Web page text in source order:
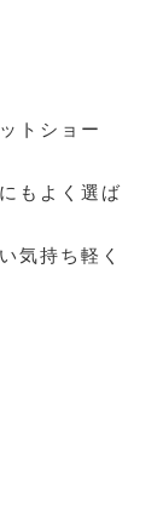
トショー
もよく選ば
気持ち軽く